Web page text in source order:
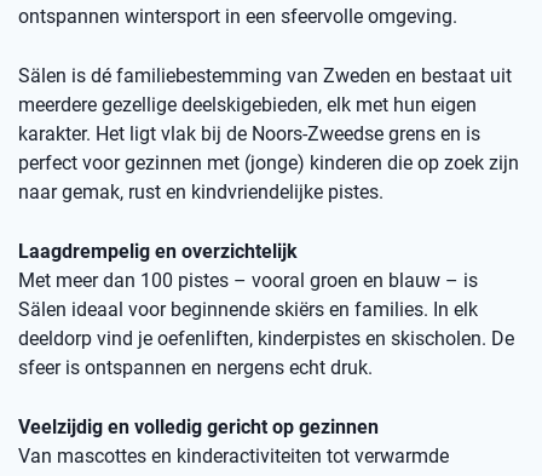
ontspannen wintersport in een sfeervolle omgeving.
Sälen is dé familiebestemming van Zweden en bestaat uit
meerdere gezellige deelskigebieden, elk met hun eigen
karakter. Het ligt vlak bij de Noors-Zweedse grens en is
perfect voor gezinnen met (jonge) kinderen die op zoek zijn
naar gemak, rust en kindvriendelijke pistes.
Laagdrempelig en overzichtelijk
Met meer dan 100 pistes – vooral groen en blauw – is
Sälen ideaal voor beginnende skiërs en families. In elk
deeldorp vind je oefenliften, kinderpistes en skischolen. De
sfeer is ontspannen en nergens echt druk.
Veelzijdig en volledig gericht op gezinnen
Van mascottes en kinderactiviteiten tot verwarmde